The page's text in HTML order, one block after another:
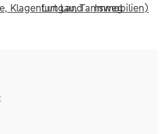
Klagenfurt Land
Lungau, Tamsweg
Immobilien)